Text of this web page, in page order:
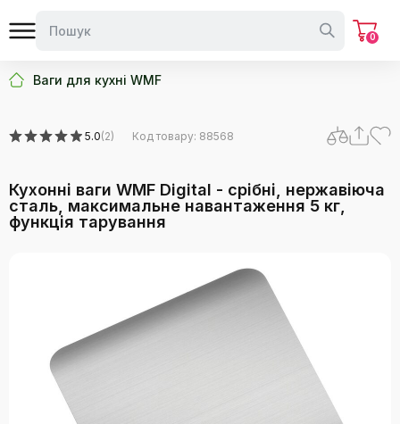
0
Ваги для кухні WMF
5.0(2) Код товару: 88568
Кухонні ваги WMF Digital - срібні, нержавіюча
сталь, максимальне навантаження 5 кг,
функція тарування